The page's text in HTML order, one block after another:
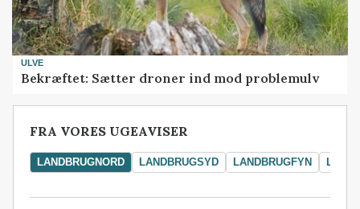
ULVE
Bekræftet: Sætter droner ind mod problemulv
FRA VORES UGEAVISER
LANDBRUGNORD LANDBRUGSYD LANDBRUGFYN